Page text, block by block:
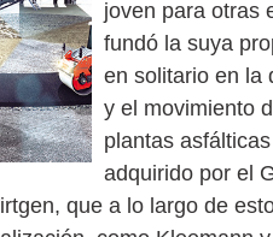
joven para otras
fundó la suya
en solitario en la
y el movimiento
plantas
adquirido por el
que a lo largo de